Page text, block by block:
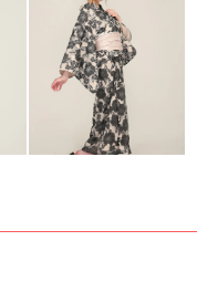
。詳細はお店にお問い合わせく